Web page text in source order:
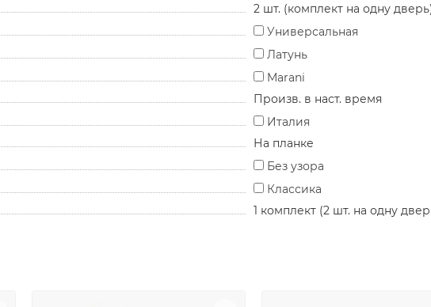
2 шт. (комплект на одну
Универсальная
Латунь
Marani
Произв. в наст. время
Италия
На планке
Без узора
Классика
1 комплект (2 шт. на одну